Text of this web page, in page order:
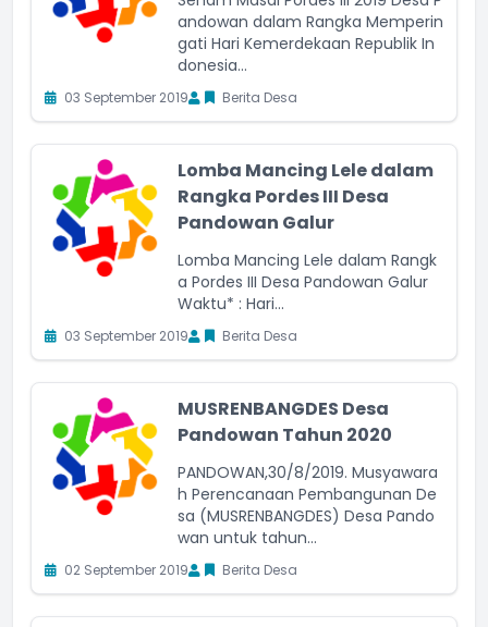
andowan dalam Rangka Memperin
gati Hari Kemerdekaan Republik In
donesia...
03 September 2019 Berita Desa
Lomba Mancing Lele dalam
Rangka Pordes III Desa
Pandowan Galur
Lomba Mancing Lele dalam Rangk
a Pordes III Desa Pandowan Galur
Waktu* : Hari...
03 September 2019 Berita Desa
MUSRENBANGDES Desa
Pandowan Tahun 2020
PANDOWAN,30/8/2019. Musyawara
h Perencanaan Pembangunan De
sa (MUSRENBANGDES) Desa Pando
wan untuk tahun...
02 September 2019 Berita Desa